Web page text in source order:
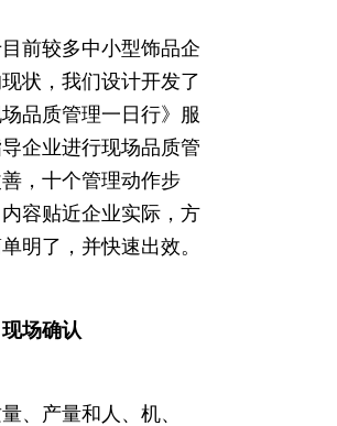
前较多中小型饰品企
状，我们设计开发了
场品质管理一日行》服
企业进行现场品质管
，十个管理动作步
容贴近企业实际，方
明了，并快速出效。
场确认
、产量和人、机、